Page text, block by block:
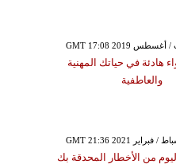
هادئة في حياتك المهنية
والعاطفية
من الأخطار المحدقة بك